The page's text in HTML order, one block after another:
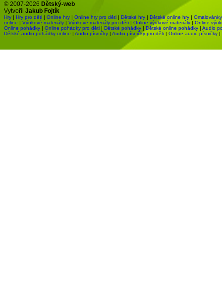
© 2007-2026 Dětský-web
Vytvořil Jakub Fojtík
Hry | Hry pro děti | Online hry | Online hry pro děti | Dětské hry | Dětské online hry | Omalovánky
online | Výukové materiály | Výukové materiály pro děti | Online výukové materiály | Online
Online pohádky | Online pohádky pro děti | Dětské pohádky | Dětské online pohádky | Audio
Dětské audio pohádky online | Audio písničky | Audio písničky pro děti | Online audio písničky |